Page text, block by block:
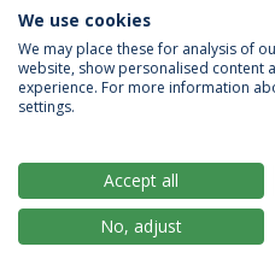
PRÓXIMOS EVENTOS
Política de Privacidade
© 2026 Universidade
We use cookies
We may place these for analysis of
website, show personalised content
experience. For more information
settings.
Accept all
No, adjust